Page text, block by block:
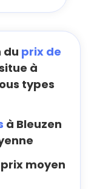
du prix de
à
types
à Bleuzen
moyen